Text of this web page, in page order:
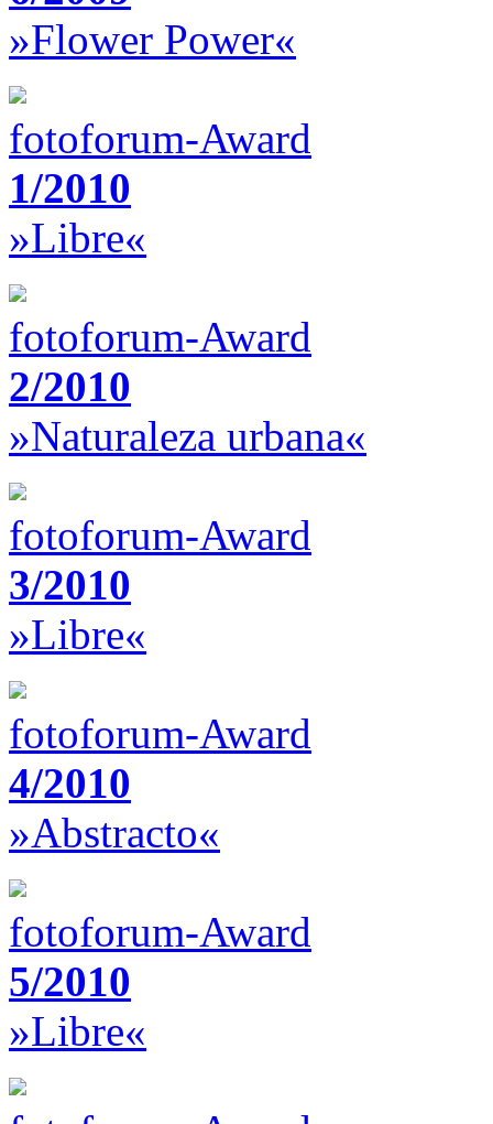
»Flower Power«
fotoforum-Award
1/2010
»Libre«
fotoforum-Award
2/2010
»Naturaleza urbana«
fotoforum-Award
3/2010
»Libre«
fotoforum-Award
4/2010
»Abstracto«
fotoforum-Award
5/2010
»Libre«